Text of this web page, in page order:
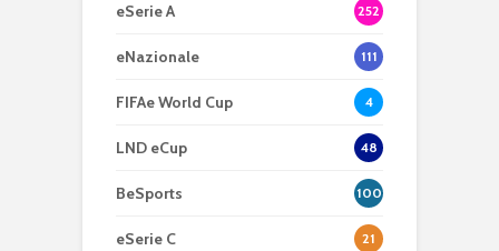
eSerie A 252
eNazionale 111
FIFAe World Cup 4
LND eCup 48
BeSports 100
eSerie C 21